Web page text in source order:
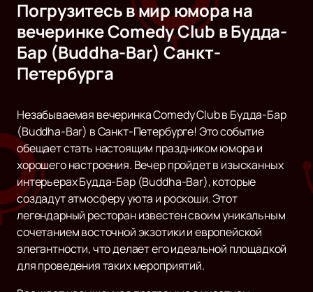
Погрузитесь в мир юмора на
вечеринке Comedy Club в Будда-
Бар (Buddha-Bar) Санкт-
Петербурга
Незабываемая вечеринка Comedy Club в Будда-Бар
(Buddha-Bar) в Санкт-Петербурге! Это событие
обещает стать настоящим праздником юмора и
хорошего настроения. Вечер пройдет в изысканных
интерьерах Будда-Бар (Buddha-Bar), которые
создадут атмосферу уюта и роскоши. Этот
легендарный ресторан известен своим уникальным
сочетанием восточной экзотики и европейской
элегантности, что делает его идеальной площадкой
для проведения таких мероприятий.